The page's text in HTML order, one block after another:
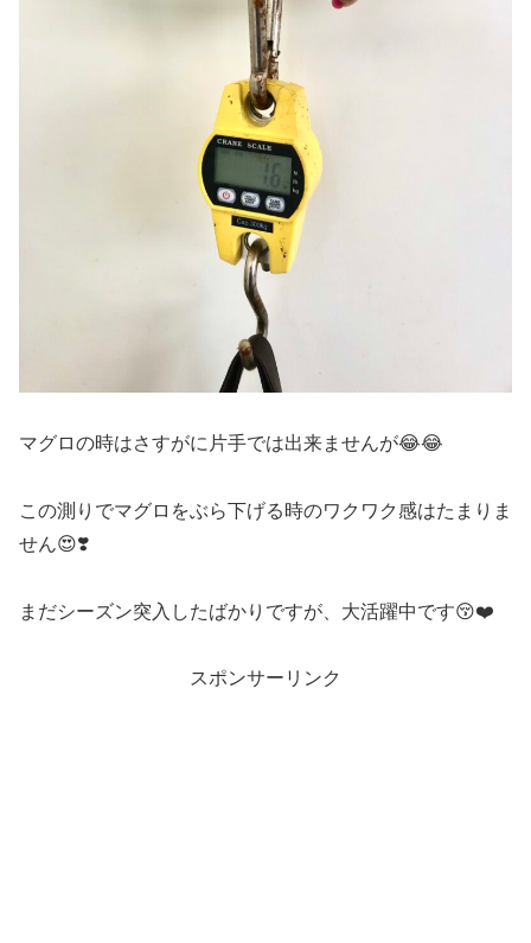
マグロの時はさすがに片手では出来ませんが😂😂
この測りでマグロをぶら下げる時のワクワク感はたまりま
せん😍❣️
まだシーズン突入したばかりですが、大活躍中です😚❤️
スポンサーリンク